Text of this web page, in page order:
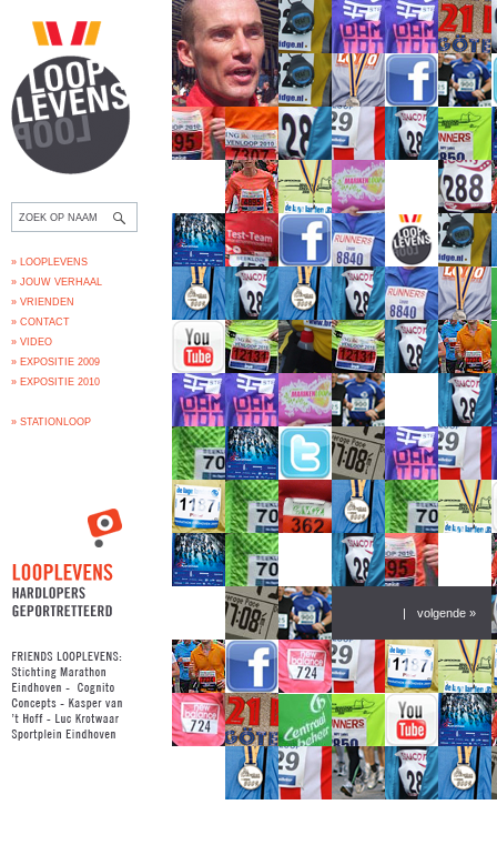
» LOOPLEVENS
» JOUW VERHAAL
» VRIENDEN
» CONTACT
» VIDEO
» EXPOSITIE 2009
» EXPOSITIE 2010
» STATIONLOOP
| volgende »